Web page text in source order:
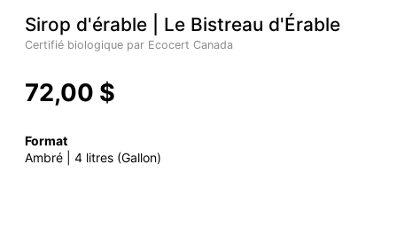
Sirop d'érable | Le Bistreau d'Érable
Certifié biologique par Ecocert Canada
72,00 $
Format
Ambré | 4 litres (Gallon)